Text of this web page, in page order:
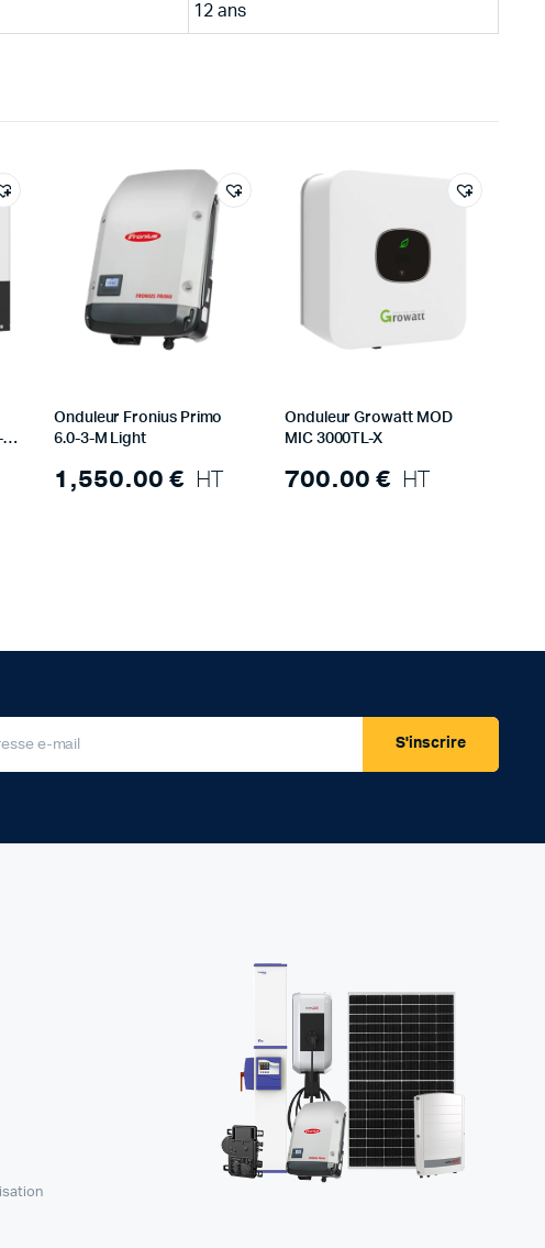
12 ans
Onduleur Fronius Primo
6.0-3-M Light
1,550.00 € HT
Onduleur Growatt MOD
MIC 3000TL-X
700.00 € HT
S'inscrire